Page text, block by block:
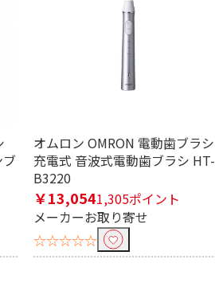
オムロン OMRON 電動歯ブラシ
充電式 音波式電動歯ブラシ HT-
B3220
￥13,0541,305ポイント
メーカーお取り寄せ
☆☆☆☆☆